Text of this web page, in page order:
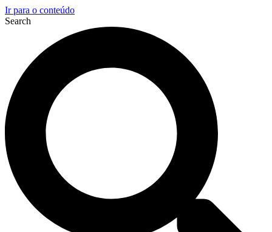
Ir para o conteúdo
Search